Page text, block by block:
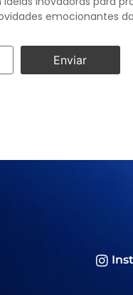
emocionantes da
Enviar